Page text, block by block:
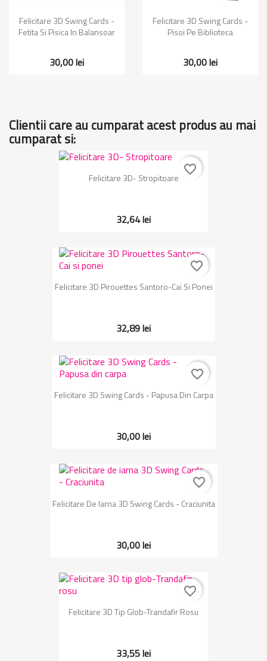
Felicitare 3D Swing Cards -
Fetita Si Pisica In Balansoar
30,00 lei
Felicitare 3D Swing Cards -
Pisoi Pe Biblioteca
30,00 lei
Clientii care au cumparat acest produs au mai
cumparat si:
Felicitare 3D- Stropitoare
32,64 lei
favorite_border
Felicitare 3D Pirouettes Santoro-Cai Si Ponei
32,89 lei
favorite_border
Felicitare 3D Swing Cards - Papusa Din Carpa
30,00 lei
favorite_border
Felicitare De Iarna 3D Swing Cards - Craciunita
30,00 lei
favorite_border
Felicitare 3D Tip Glob-Trandafir Rosu
33,55 lei
favorite_border